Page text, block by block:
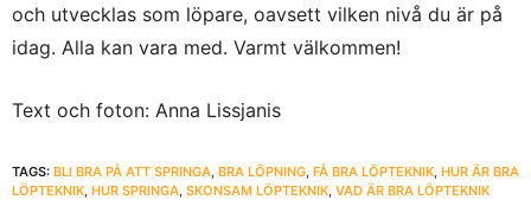
och utvecklas som löpare, oavsett vilken nivå du är på
idag. Alla kan vara med. Varmt välkommen!
Text och foton: Anna Lissjanis
TAGS: BLI BRA PÅ ATT SPRINGA BRA LÖPNING FÅ BRA LÖPTEKNIK HUR ÄR BRA
LÖPTEKNIK HUR SPRINGA SKONSAM LÖPTEKNIK VAD ÄR BRA LÖPTEKNIK